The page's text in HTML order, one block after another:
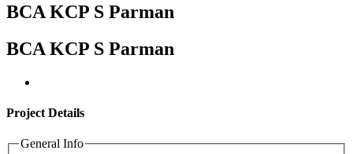
BCA KCP S Parman
BCA KCP S Parman
Project Details
General Info